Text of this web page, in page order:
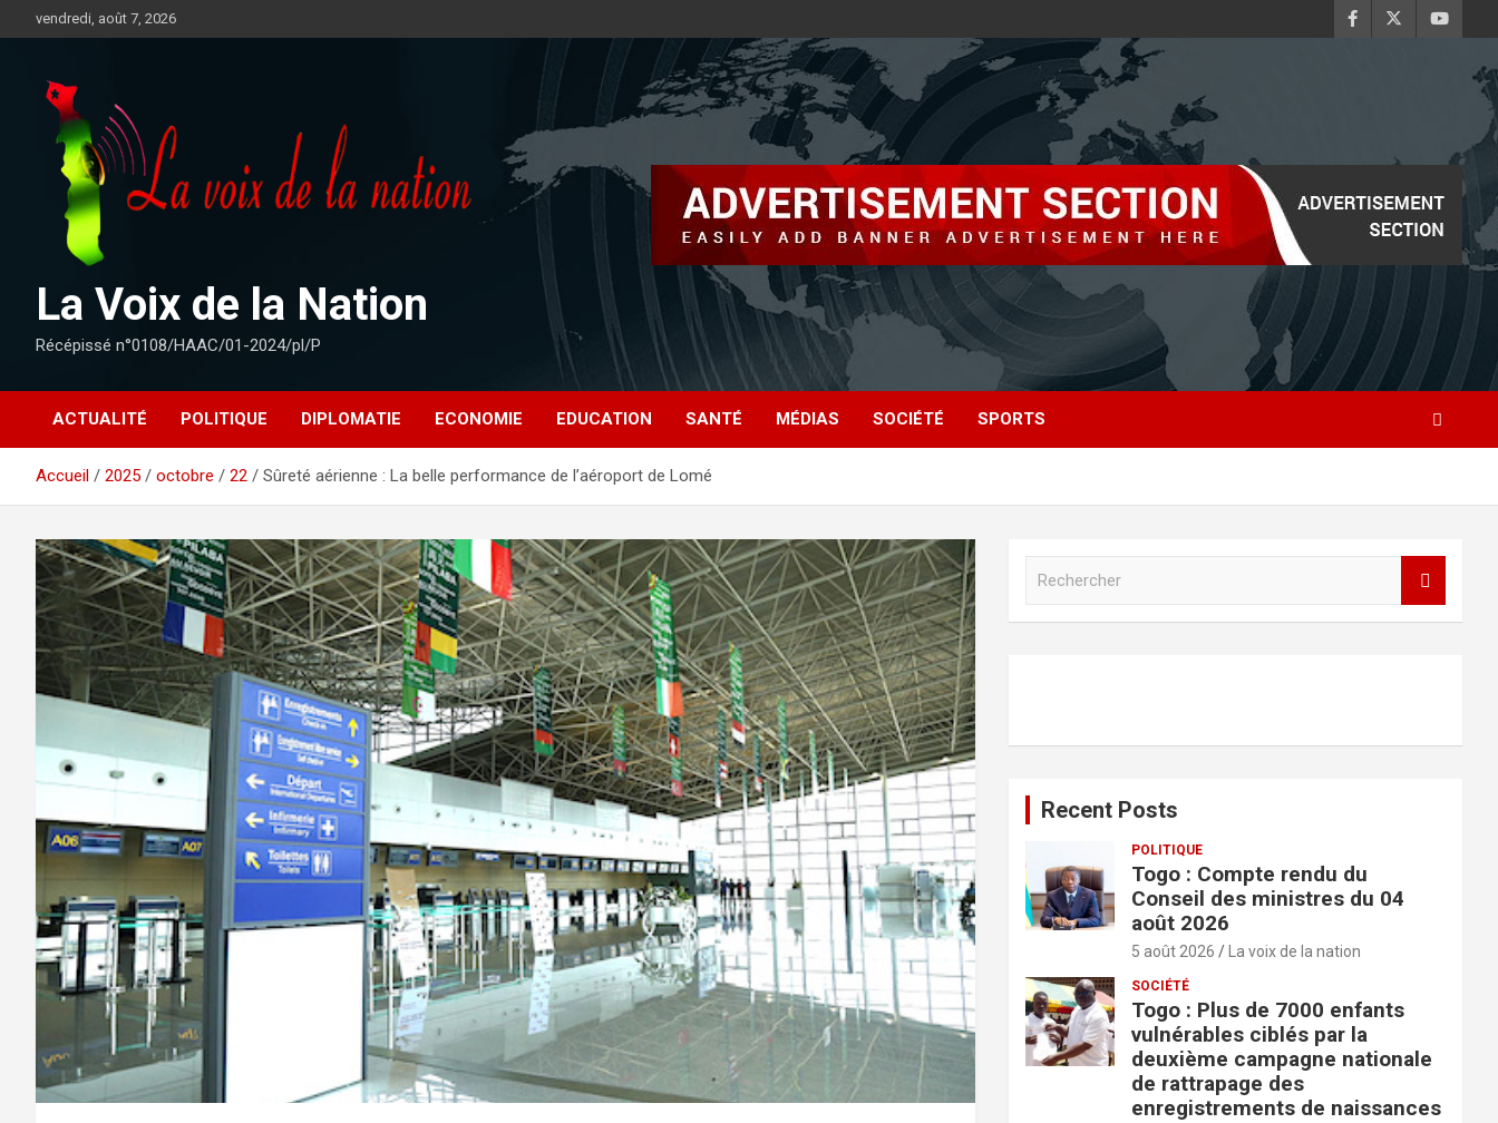
au
vendredi, août 7, 2026
La Voix de la Nation
Récépissé n°0108/HAAC/01-2024/pl/P
ACTUALITÉ POLITIQUE DIPLOMATIE ECONOMIE EDUCATION SANTÉ MÉDIAS SOCIÉTÉ SPORTS
Accueil 2025 octobre 22 Sûreté aérienne : La belle performance de l’aéroport de Lomé
Recent Posts
POLITIQUE
Togo : Compte rendu du
Conseil des ministres du 04
août 2026
5 août 2026 La voix de la nation
SOCIÉTÉ
Togo : Plus de 7000 enfants
vulnérables ciblés par la
deuxième campagne nationale
de rattrapage des
enregistrements de naissances